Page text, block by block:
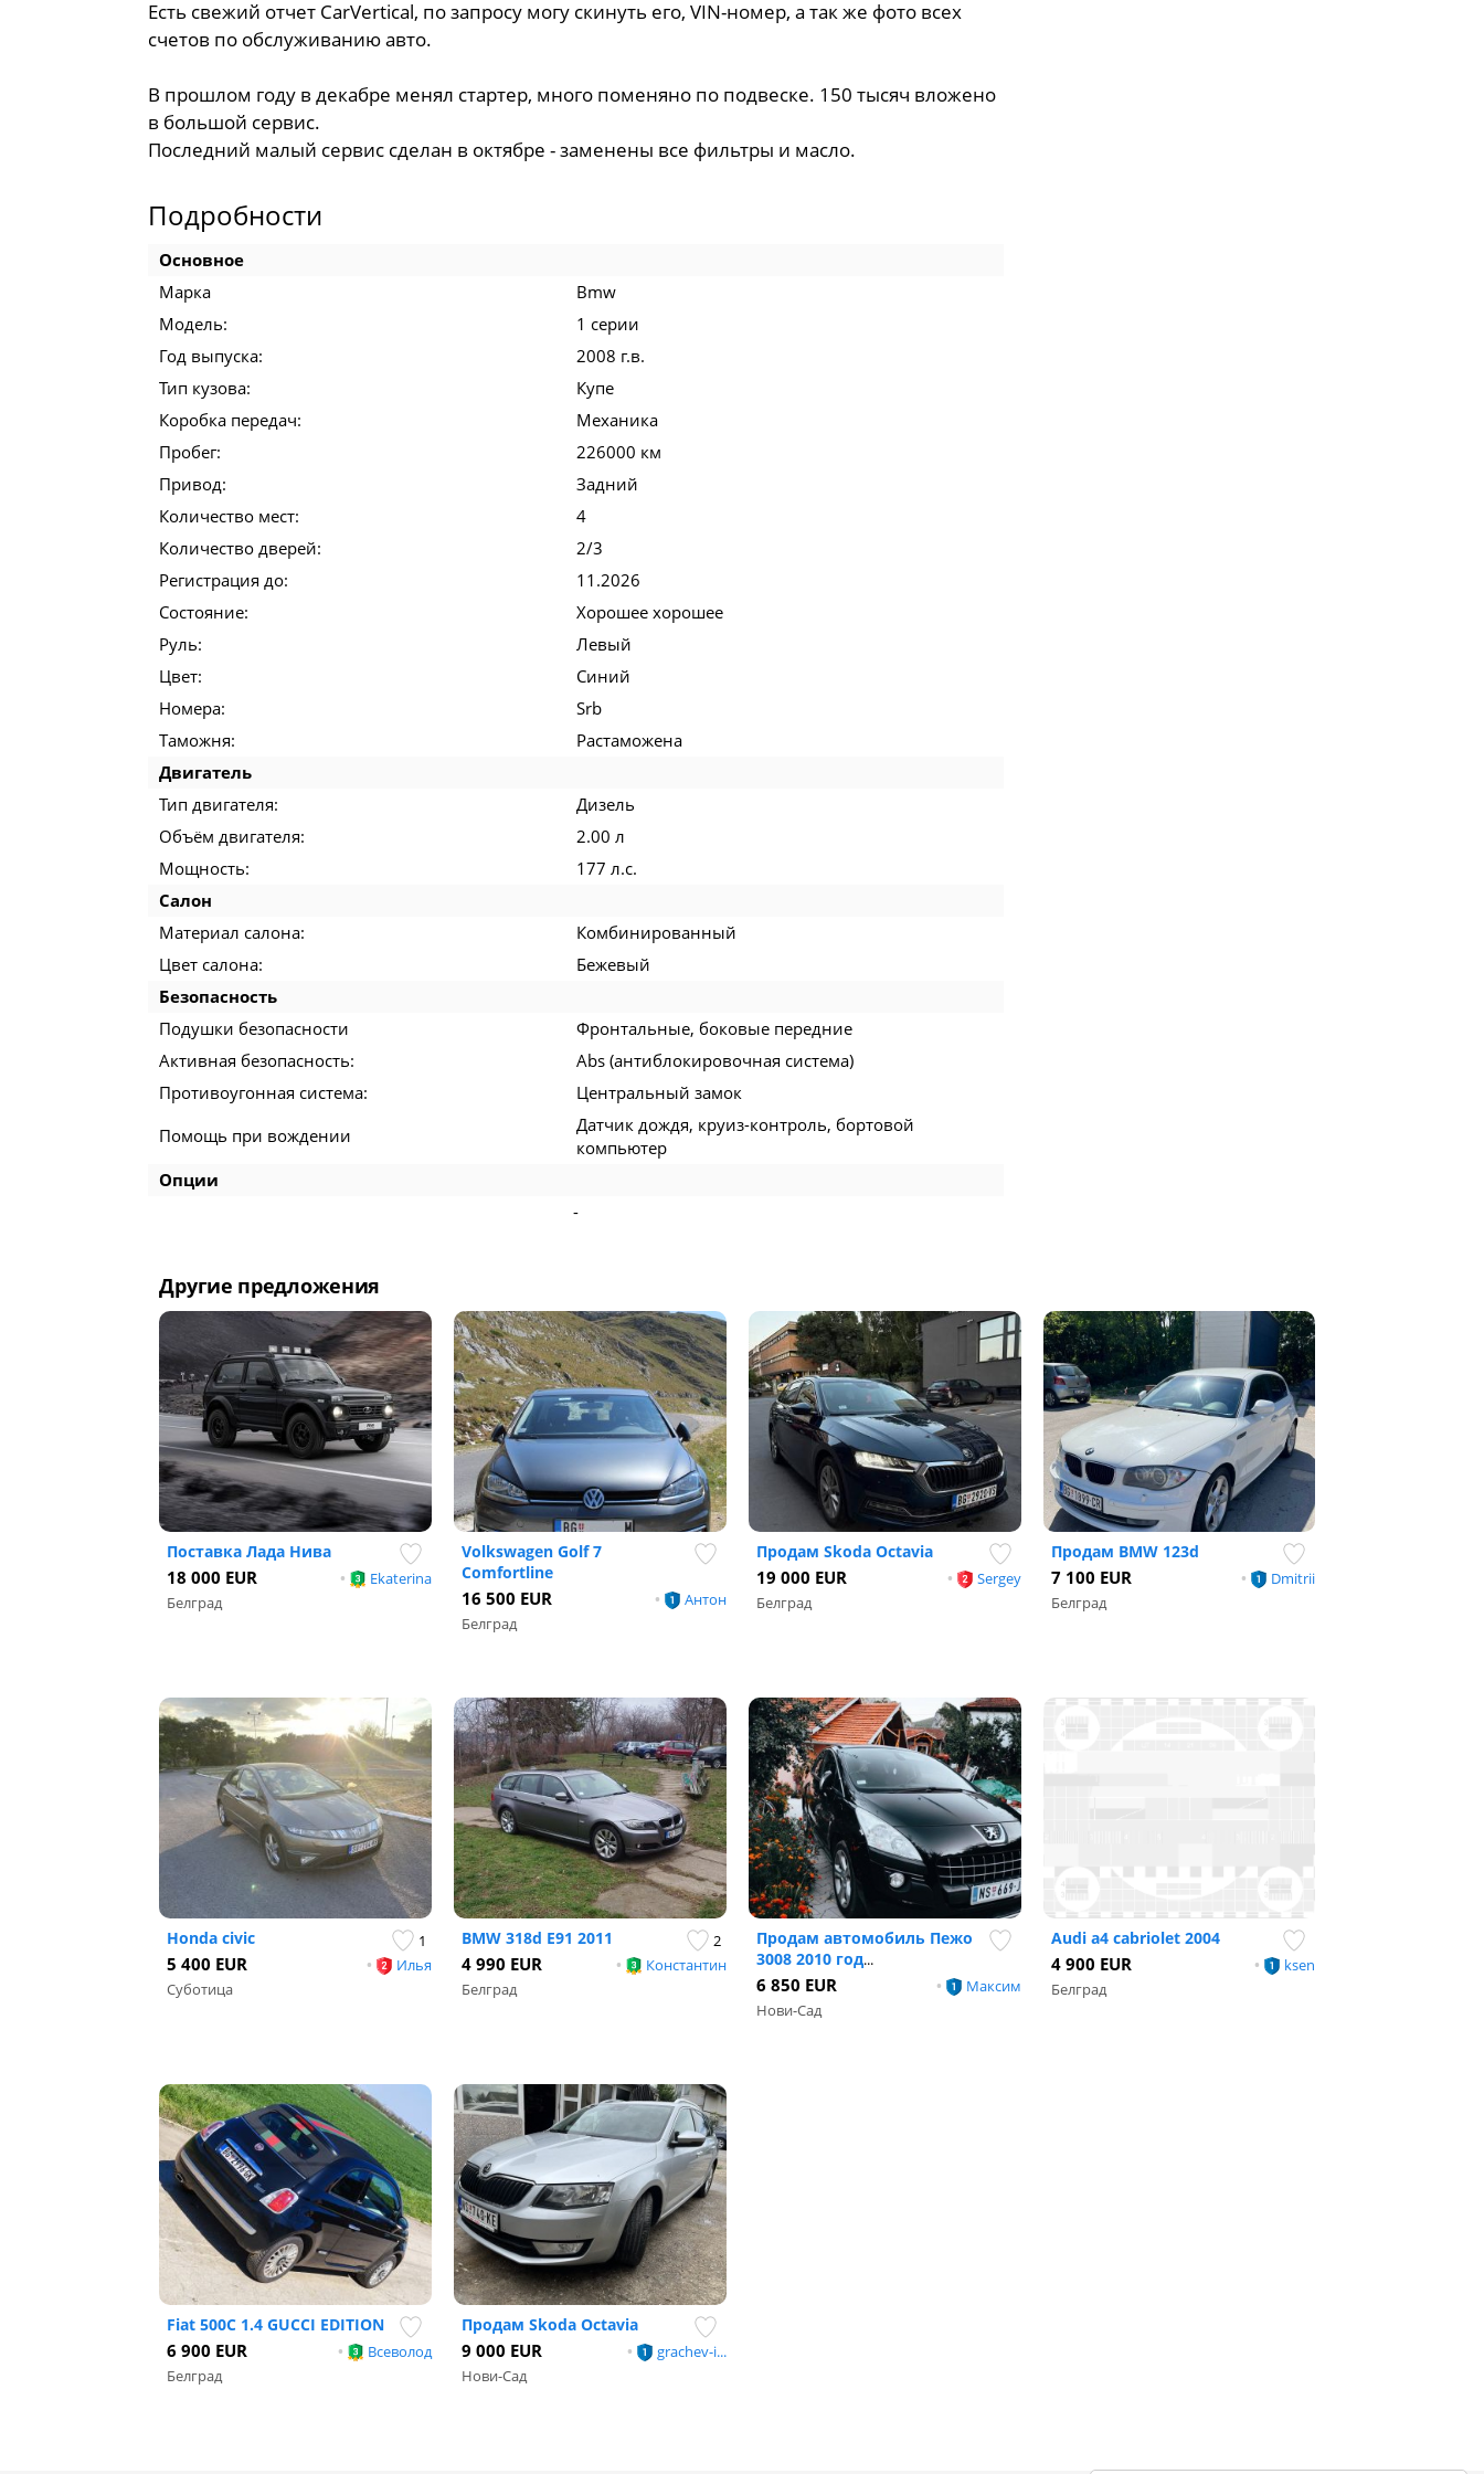
Есть свежий отчет CarVertical, по запросу могу скинуть его, VIN-номер, а так же фото всех
счетов по обслуживанию авто.
В прошлом году в декабре менял стартер, много поменяно по подвеске. 150 тысяч вложено
в большой сервис.
Последний малый сервис сделан в октябре - заменены все фильтры и масло.
Подробности
Основное
Марка
Bmw
Модель:
1 серии
Год выпуска:
2008 г.в.
Тип кузова:
Купе
Коробка передач:
Механика
Пробег:
226000 км
Привод:
Задний
Количество мест:
4
Количество дверей:
2/3
Регистрация до:
11.2026
Состояние:
Хорошее хорошее
Руль:
Левый
Цвет:
Синий
Номера:
Srb
Таможня:
Растаможена
Двигатель
Тип двигателя:
Дизель
Объём двигателя:
2.00 л
Мощность:
177 л.с.
Салон
Материал салона:
Комбинированный
Цвет салона:
Бежевый
Безопасность
Подушки безопасности
Фронтальные, боковые передние
Активная безопасность:
Abs (антиблокировочная система)
Противоугонная система:
Центральный замок
Помощь при вождении
Датчик дождя, круиз-контроль, бортовой
компьютер
Опции
-
Другие предложения
Поставка Лада Нива
• Ekaterina
18 000 EUR
Белград
Volkswagen Golf 7
Comfortline
• Антон
16 500 EUR
Белград
Продам Skoda Octavia
• Sergey
19 000 EUR
Белград
Продам BMW 123d
• Dmitrii
7 100 EUR
Белград
1
Honda civic
• Илья
5 400 EUR
Суботица
2
BMW 318d E91 2011
• Константин
4 990 EUR
Белград
Продам автомобиль Пежо
3008 2010 год...
•
Максим
6 850 EUR
Нови-Сад
Audi a4 cabriolet 2004
• ksen
4 900 EUR
Белград
Fiat 500C 1.4 GUCCI EDITION
• Всеволод
6 900 EUR
Белград
Продам Skoda Octavia
• grachev-i...
9 000 EUR
Нови-Сад